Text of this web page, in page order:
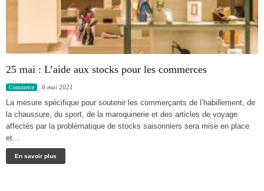
25 mai : L’aide aux stocks pour les commerces
Commerce 6 mai 2021
La mesure spécifique pour soutenir les commerçants de l’habillement, de
la chaussure, du sport, de la maroquinerie et des articles de voyage
affectés par la problématique de stocks saisonniers sera mise en place
et...
En savoir plus